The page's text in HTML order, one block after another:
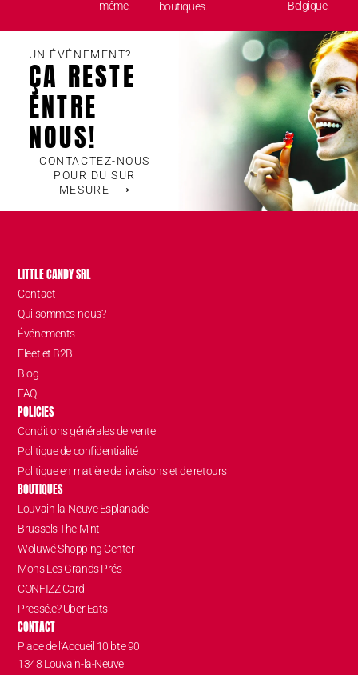
même.
boutiques.
Belgique.
UN ÉVÉNEMENT?
ÇA RESTE
ENTRE
NOUS!
CONTACTEZ-NOUS
POUR DU SUR
MESURE ⟶
LITTLE CANDY SRL
Contact
Qui sommes-nous?
Événements
Fleet et B2B
Blog
FAQ
POLICIES
Conditions générales de vente
Politique de confidentialité
Politique en matière de livraisons et de retours
BOUTIQUES
Louvain-la-Neuve Esplanade
Brussels The Mint
Woluwé Shopping Center
Mons Les Grands Prés
CONFIZZ Card
Pressé.e? Uber Eats
CONTACT
Place de l’Accueil 10 bte 90
1348 Louvain-la-Neuve